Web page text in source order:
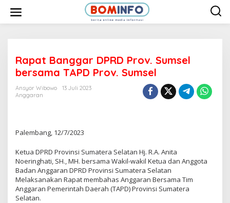
Rapat Banggar DPRD Prov. Sumsel
bersama TAPD Prov. Sumsel
Ansyor Wibowo
13 Juli 2023
Anggaran
Palembang, 12/7/2023
Ketua DPRD Provinsi Sumatera Selatan Hj. R.A. Anita
Noeringhati, SH., MH. bersama Wakil-wakil Ketua dan Anggota
Badan Anggaran DPRD Provinsi Sumatera Selatan
Melaksanakan Rapat membahas Anggaran Bersama Tim
Anggaran Pemerintah Daerah (TAPD) Provinsi Sumatera
Selatan.